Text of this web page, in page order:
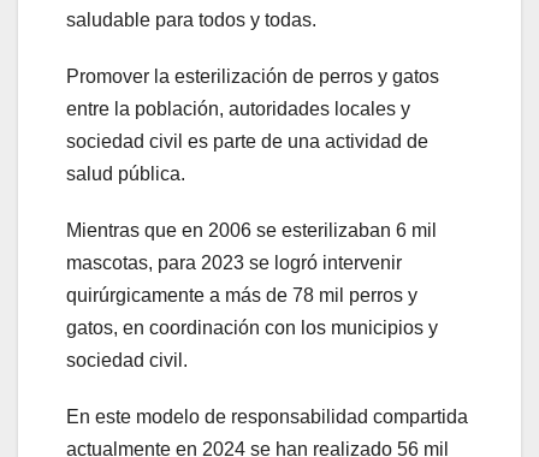
saludable para todos y todas.
Promover la esterilización de perros y gatos
entre la población, autoridades locales y
sociedad civil es parte de una actividad de
salud pública.
Mientras que en 2006 se esterilizaban 6 mil
mascotas, para 2023 se logró intervenir
quirúrgicamente a más de 78 mil perros y
gatos, en coordinación con los municipios y
sociedad civil.
En este modelo de responsabilidad compartida
actualmente en 2024 se han realizado 56 mil